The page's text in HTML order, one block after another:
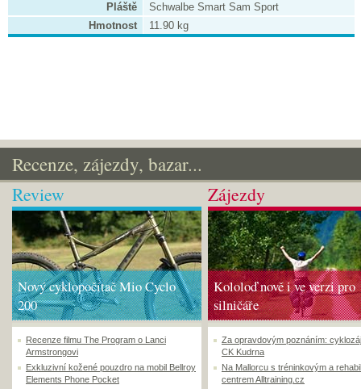
Pláště
Schwalbe Smart Sam Sport
Hmotnost
11.90 kg
Recenze, zájezdy, bazar...
Review
Nový cyklopočítač Mio Cyclo
200
Recenze filmu The Program o Lanci
Armstrongovi
Exkluzivní kožené pouzdro na mobil Bellroy
Elements Phone Pocket
Zájezdy
Kololoď nově i ve verzi pro
silničáře
Za opravdovým poznáním:
CK Kudrna
Na Mallorcu s tréninkovým a
centrem Alltraining.cz